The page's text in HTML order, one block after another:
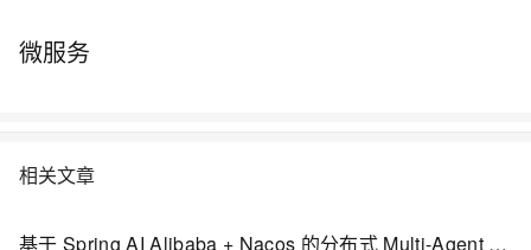
微服务
相关文章
基于 Spring AI Alibaba + Nacos 的分布式 Multi-Agent 构建指南